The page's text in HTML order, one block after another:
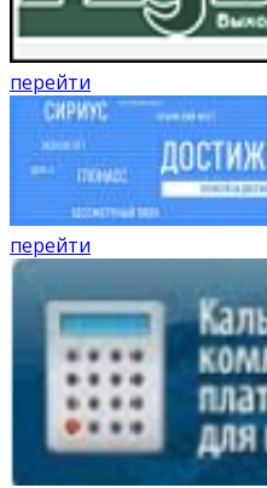
перейти
перейти